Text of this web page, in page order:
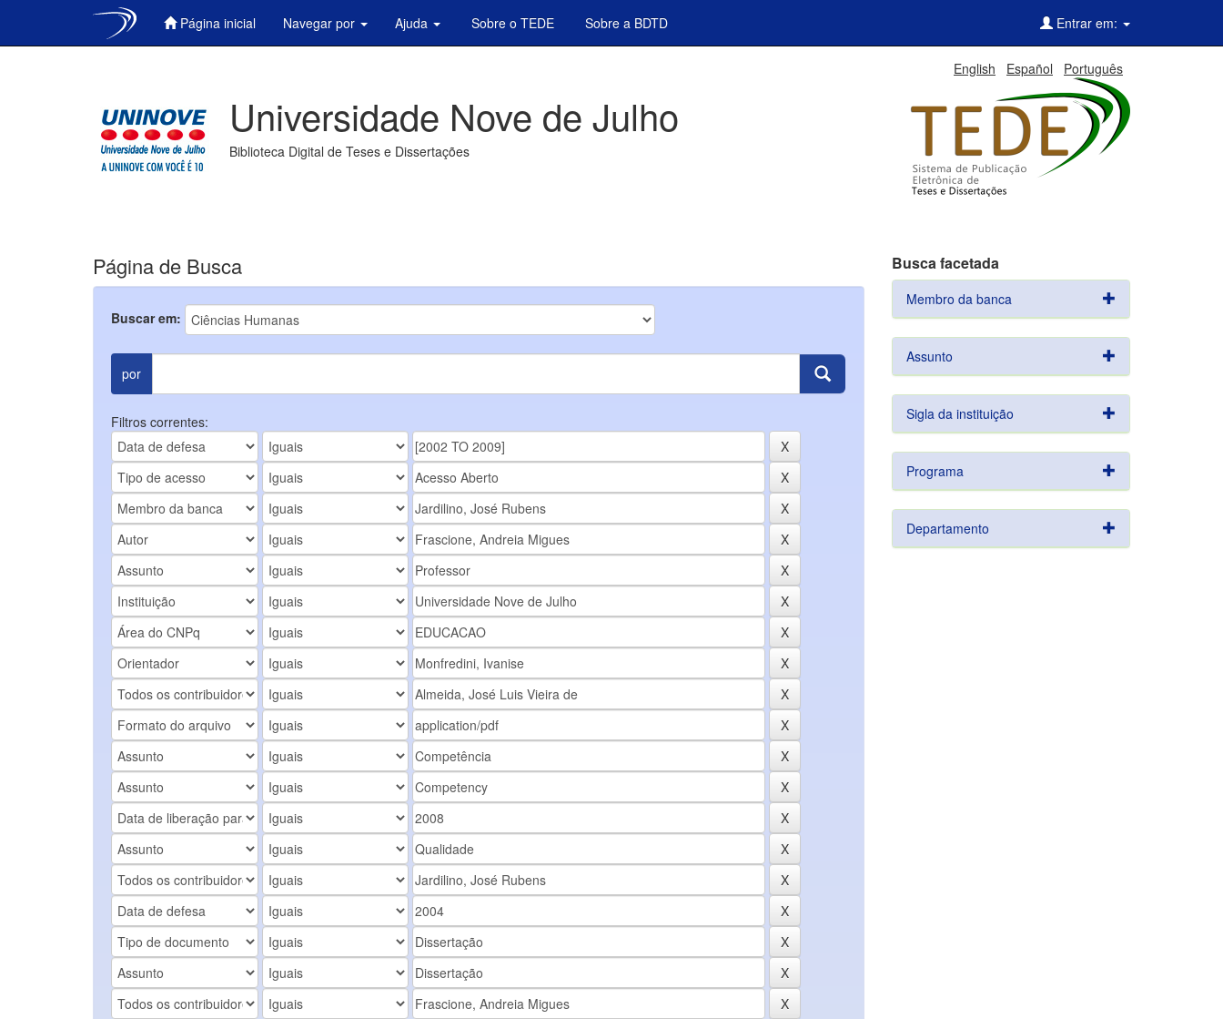
Página inicial Navegar por Ajuda Sobre o TEDE Sobre a BDTD Entrar em:
English Español Português
Universidade Nove de Julho
Biblioteca Digital de Teses e Dissertações
Página de Busca
Buscar em:
por
Filtros correntes:
Busca facetada
Membro da banca
Assunto
Sigla da instituição
Programa
Departamento